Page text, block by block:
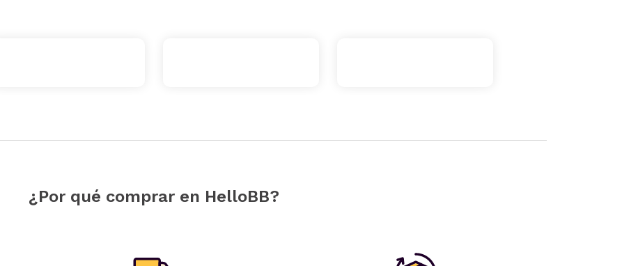
¿Por qué comprar en HelloBB?